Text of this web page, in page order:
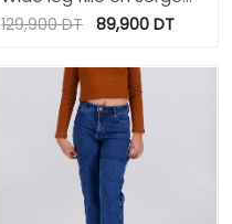
de coton
129,900DT 89,900 DT